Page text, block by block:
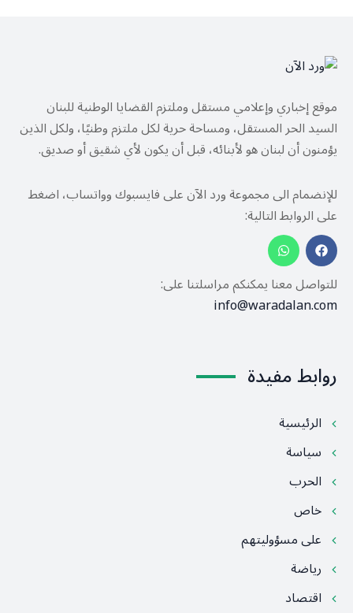
موقع إخباري وإعلامي مستقل وملتزم القضايا الوطنية للبنان
السيد الحر المستقل، ومساحة حرية لكل ملتزم وطنيًا، ولكل الذين
يؤمنون أن لبنان هو لأبنائه، قبل أن يكون لأي شقيق أو صديق.
للإنضمام الى مجموعة ورد الآن على فايسبوك وواتساب، اضغط
على الروابط التالية:
للتواصل معنا يمكنكم مراسلتنا على:
info@waradalan.com
روابط مفيدة
الرئيسية
سياسة
الحرب
خاص
على مسؤوليتهم
رياضة
اقتصاد